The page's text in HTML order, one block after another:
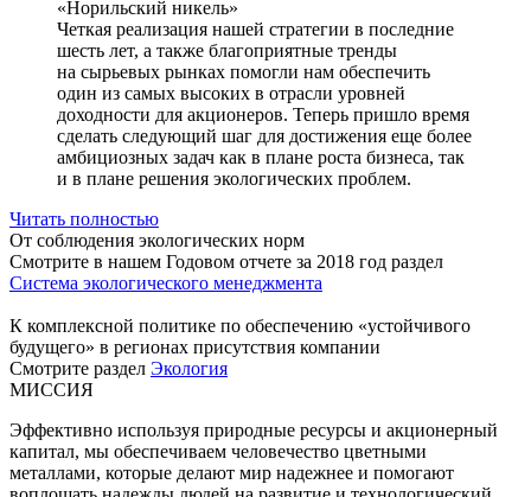
«Норильский никель»
Четкая реализация нашей стратегии в последние
шесть лет, а также благоприятные тренды
на сырьевых рынках помогли нам обеспечить
один из самых высоких в отрасли уровней
доходности для акционеров. Теперь пришло время
сделать следующий шаг для достижения еще более
амбициозных задач как в плане роста бизнеса, так
и в плане решения экологических проблем.
Читать полностью
От соблюдения экологических норм
Смотрите в нашем Годовом отчете за 2018 год раздел
Система экологического менеджмента
К комплексной политике по обеспечению «устойчивого
будущего» в регионах присутствия компании
Смотрите раздел Экология
МИССИЯ
Эффективно используя природные ресурсы и акционерный
капитал, мы обеспечиваем человечество цветными
металлами, которые делают мир надежнее и помогают